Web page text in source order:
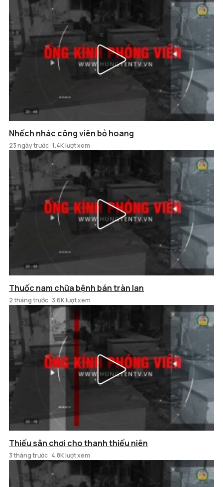
Nhếch nhác công viên bỏ hoang
23 ngày trước 1.4K lượt xem
Thuốc nam chữa bệnh bán tràn lan
2 tháng trước 3.6K lượt xem
Thiếu sân chơi cho thanh thiếu niên
3 tháng trước 4.8K lượt xem